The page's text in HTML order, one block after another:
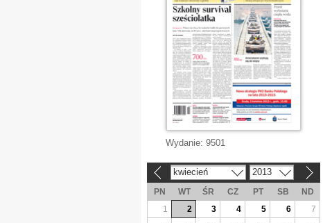
Wydanie: 9501
kwiecień 2013
PN WT ŚR CZ PT SB
ND
1
2 3 4 5 6
7